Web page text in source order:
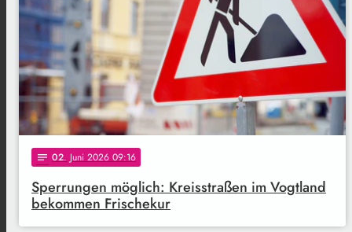
notes 02. Juni 2026 09:16
Sperrungen möglich: Kreisstraßen im Vogtland
bekommen Frischekur